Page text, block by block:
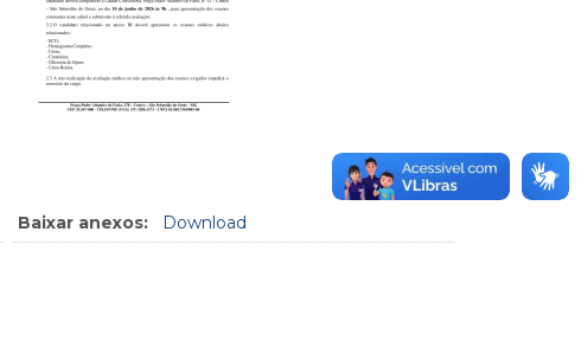
Baixar anexos: Download